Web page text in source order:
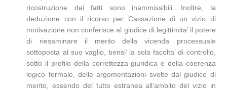
ricostruzione dei fatti sono inammissibili. Inoltre, la
deduzione con il ricorso per Cassazione di un vizio di
motivazione non conferisce al giudice di legittimita’ il potere
di riesaminare il merito della vicenda processuale
sottoposta al suo vaglio, bensi’ la sola facolta’ di controllo,
sotto il profilo della correttezza giuridica e della coerenza
logico formale, delle argomentazioni svolte dal giudice di
merito, essendo del tutto estranea all’ambito del vizio in